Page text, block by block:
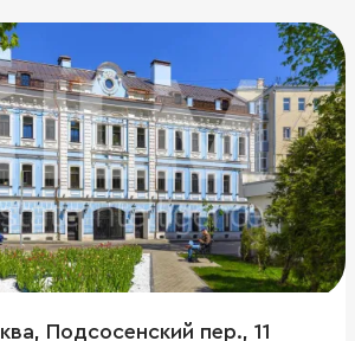
Подсосенский пер., 11